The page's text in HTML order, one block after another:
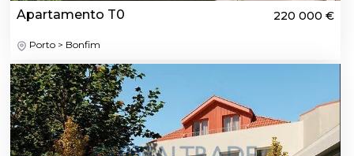
Apartamento T0 220 000 €
Porto > Bonfim